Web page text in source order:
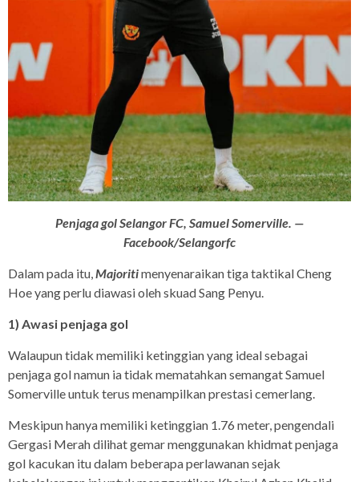
Penjaga gol Selangor FC, Samuel Somerville. —
Facebook/Selangorfc
Dalam pada itu,Majoritimenyenaraikan tiga taktikal Cheng
Hoe yang perlu diawasi oleh skuad Sang Penyu.
1) Awasi penjaga gol
Walaupun tidak memiliki ketinggian yang ideal sebagai
penjaga gol namun ia tidak mematahkan semangat Samuel
Somerville untuk terus menampilkan prestasi cemerlang.
Meskipun hanya memiliki ketinggian 1.76 meter, pengendali
Gergasi Merah dilihat gemar menggunakan khidmat penjaga
gol kacukan itu dalam beberapa perlawanan sejak